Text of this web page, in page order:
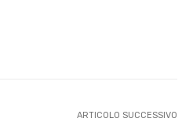
ARTICOLO SUCCESSIVO